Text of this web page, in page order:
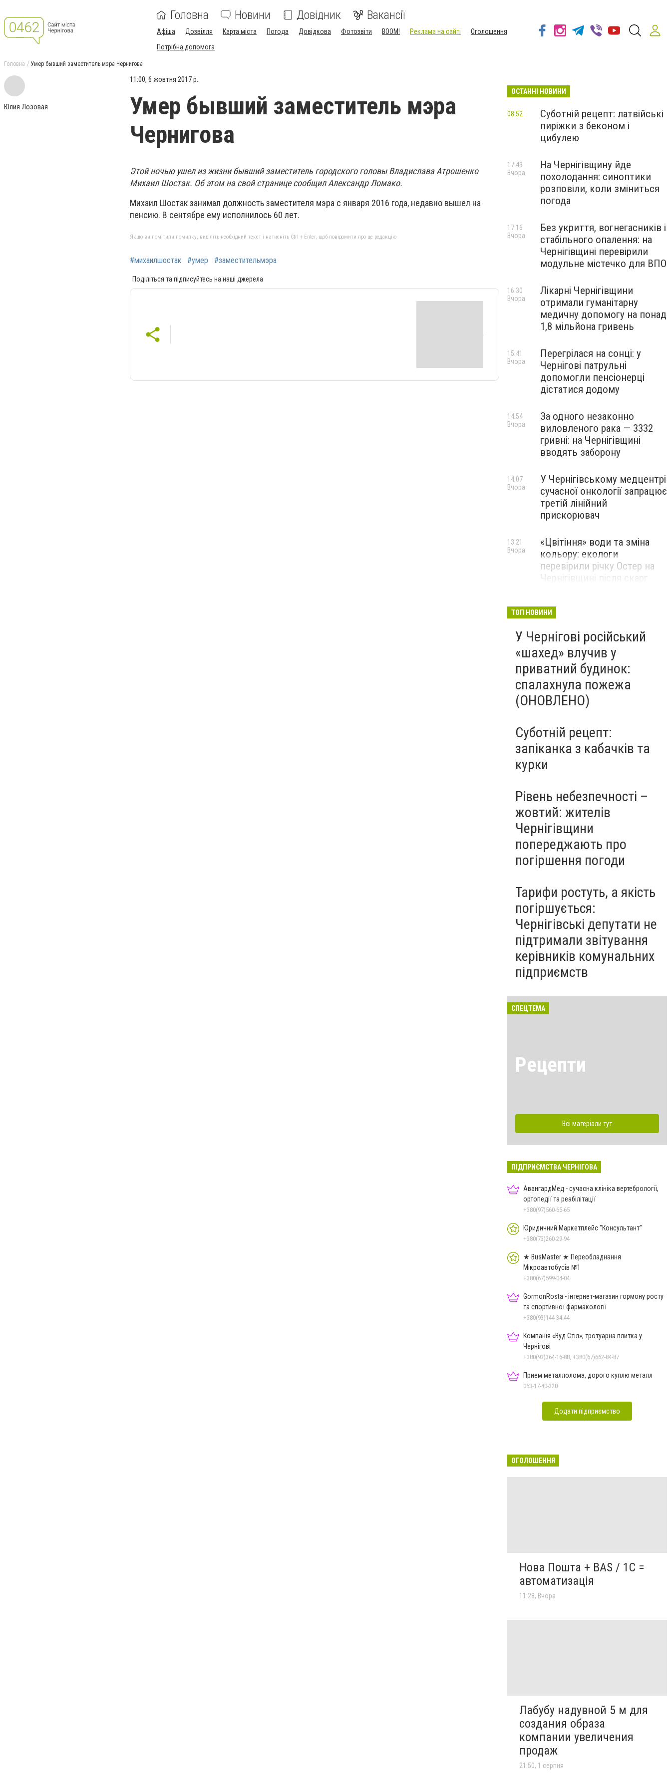
Головна Новини Довідник Вакансії
Афіша Дозвілля Карта міста Погода Довідкова Фотозвіти BOOM! Реклама на сайті
Оголошення
Потрібна допомога
Головна Умер бывший заместитель мэра Чернигова
Юлия Лозовая
11:00, 6 жовтня 2017 р.
Умер бывший заместитель мэра
Чернигова
Этой ночью ушел из жизни бывший заместитель городского головы Владислава Атрошенко
Михаил Шостак. Об этом на свой странице сообщил Александр Ломако.
Михаил Шостак занимал должность заместителя мэра с января 2016 года, недавно вышел на
пенсию. В сентябре ему исполнилось 60 лет.
Якщо ви помітили помилку, виділіть необхідний текст і натисніть Ctrl + Enter, щоб повідомити про це редакцію
#михаилшостак #умер #заместительмэра
Поділіться та підписуйтесь на наші джерела
ОСТАННІ НОВИНИ
Суботній рецепт: латвійські
пиріжки з беконом і
цибулею
08:52
На Чернігівщину йде
похолодання: синоптики
розповіли, коли зміниться
погода
17:49
Вчора
Без укриття, вогнегасників і
стабільного опалення: на
Чернігівщині перевірили
модульне містечко для ВПО
17:16
Вчора
Лікарні Чернігівщини
отримали гуманітарну
медичну допомогу на понад
1,8 мільйона гривень
16:30
Вчора
Перегрілася на сонці: у
Чернігові патрульні
допомогли пенсіонерці
дістатися додому
15:41
Вчора
За одного незаконно
виловленого рака — 3332
гривні: на Чернігівщині
вводять заборону
14:54
Вчора
У Чернігівському медцентрі
сучасної онкології запрацює
третій лінійний
прискорювач
14:07
Вчора
«Цвітіння» води та зміна
кольору: екологи
перевірили річку Остер на
Чернігівщині після скарг
13:21
Вчора
ТОП НОВИНИ
У Чернігові російський
«шахед» влучив у
приватний будинок:
спалахнула пожежа
(ОНОВЛЕНО)
Суботній рецепт:
запіканка з кабачків та
курки
Рівень небезпечності –
жовтий: жителів
Чернігівщини
попереджають про
погіршення погоди
Тарифи ростуть, а якість
погіршується:
Чернігівські депутати не
підтримали звітування
керівників комунальних
підприємств
СПЕЦТЕМА
Рецепти
Всі матеріали тут
ПІДПРИЄМСТВА ЧЕРНІГОВА
АвангардМед - сучасна клініка вертебрології,
ортопедії та реабілітації
+380(97)560-65-65
Юридичний Маркетплейс "Консультант"
+380(73)260-29-94
★ BusMaster ★ Переобладнання
Мікроавтобусів №1
+380(67)599-04-04
GormonRosta - інтернет-магазин гормону росту
та спортивної фармакології
+380(93)144-34-44
Компанія «Вуд Стіл», тротуарна плитка у
Чернігові
+380(93)364-16-88, +380(67)662-84-87
Прием металлолома, дорого куплю металл
063-17-40-320
Додати підприємство
ОГОЛОШЕННЯ
Нова Пошта + BAS / 1C =
автоматизація
11:28, Вчора
Лабубу надувной 5 м для
создания образа
компании увеличения
продаж
21:50, 1 серпня